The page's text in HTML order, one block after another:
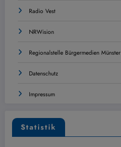
Radio Vest
NRWision
Regionalstelle Bürgermedien Münster
Datenschutz
Impressum
Statistik